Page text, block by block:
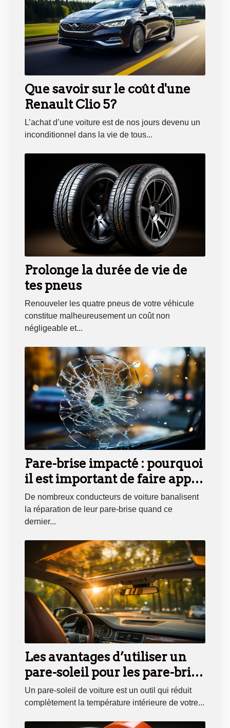
Que savoir sur le coût d'une
Renault Clio 5?
L’achat d’une voiture est de nos jours devenu un
inconditionnel dans la vie de tous...
Prolonge la durée de vie de
tes pneus
Renouveler les quatre pneus de votre véhicule
constitue malheureusement un coût non
négligeable et...
Pare-brise impacté : pourquoi
il est important de faire appel
à un professionnel
De nombreux conducteurs de voiture banalisent
la réparation de leur pare-brise quand ce
dernier...
Les avantages d’utiliser un
pare-soleil pour les pare-brise
de vos voitures
Un pare-soleil de voiture est un outil qui réduit
complètement la température intérieure de votre...